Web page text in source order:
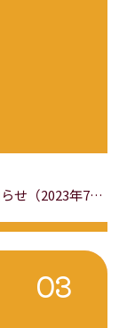
臨時休診のお知らせ（2023年7月）